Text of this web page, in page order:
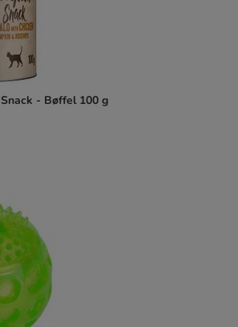
- Bøffel 100 g